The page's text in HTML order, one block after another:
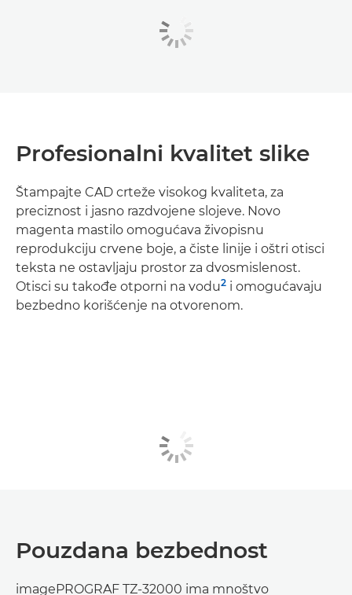
Profesionalni kvalitet slike
Štampajte CAD crteže visokog kvaliteta, za
preciznost i jasno razdvojene slojeve. Novo
magenta mastilo omogućava živopisnu
reprodukciju crvene boje, a čiste linije i oštri otisci
teksta ne ostavljaju prostor za dvosmislenost.
Otisci su takođe otporni na vodu2 i omogućavaju
bezbedno korišćenje na otvorenom.
Pouzdana bezbednost
imagePROGRAF TZ-32000 ima mnoštvo